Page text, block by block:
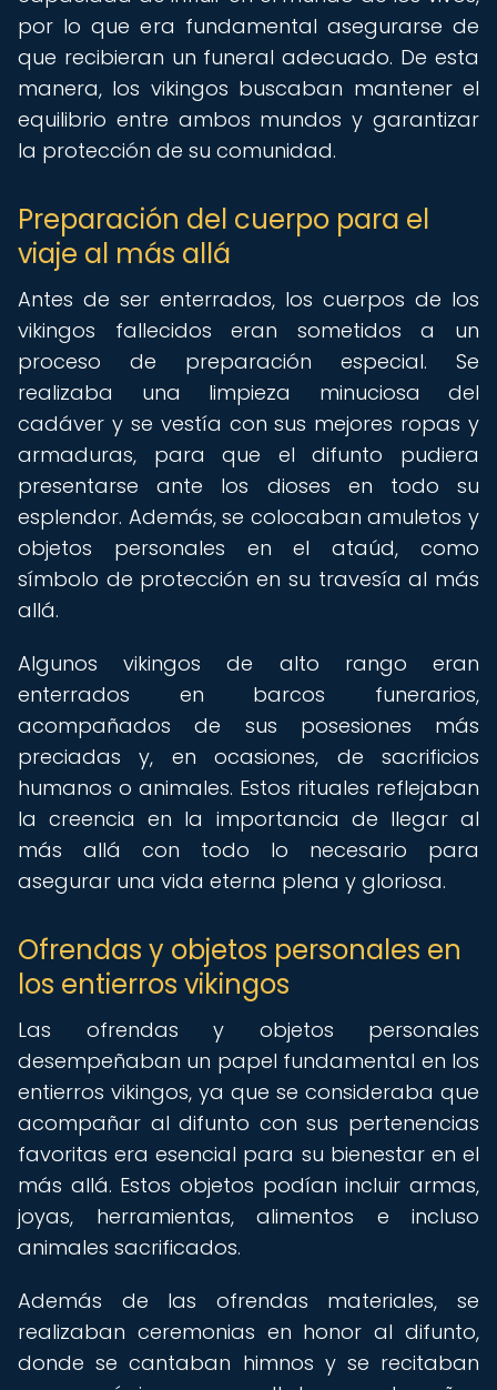
por lo que era fundamental asegurarse de
que recibieran un funeral adecuado. De esta
manera, los vikingos buscaban mantener el
equilibrio entre ambos mundos y garantizar
la protección de su comunidad.
Preparación del cuerpo para el
viaje al más allá
Antes de ser enterrados, los cuerpos de los
vikingos fallecidos eran sometidos a un
proceso de preparación especial. Se
realizaba una limpieza minuciosa del
cadáver y se vestía con sus mejores ropas y
armaduras, para que el difunto pudiera
presentarse ante los dioses en todo su
esplendor. Además, se colocaban amuletos y
objetos personales en el ataúd, como
símbolo de protección en su travesía al más
allá.
Algunos vikingos de alto rango eran
enterrados en barcos funerarios,
acompañados de sus posesiones más
preciadas y, en ocasiones, de sacrificios
humanos o animales. Estos rituales reflejaban
la creencia en la importancia de llegar al
más allá con todo lo necesario para
asegurar una vida eterna plena y gloriosa.
Ofrendas y objetos personales en
los entierros vikingos
Las ofrendas y objetos personales
desempeñaban un papel fundamental en los
entierros vikingos, ya que se consideraba que
acompañar al difunto con sus pertenencias
favoritas era esencial para su bienestar en el
más allá. Estos objetos podían incluir armas,
joyas, herramientas, alimentos e incluso
animales sacrificados.
Además de las ofrendas materiales, se
realizaban ceremonias en honor al difunto,
donde se cantaban himnos y se recitaban